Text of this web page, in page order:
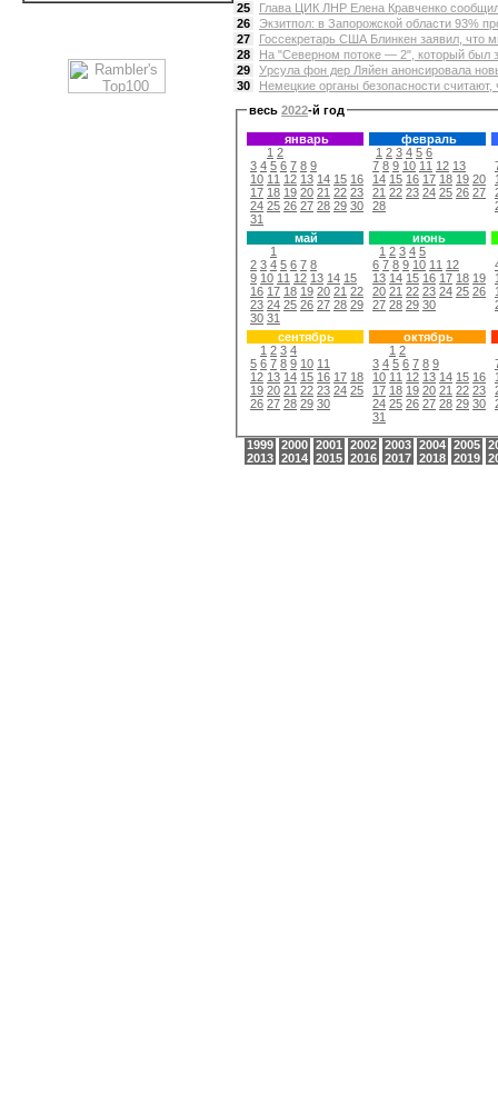
25
Глава ЦИК ЛНР Елена Кравченко
26
Экзитпол: в Запорожской области 93%
27
Госсекретарь США Блинкен заявил, что
28
На "Северном потоке — 2", который был
29
Урсула фон дер Ляйен анонсировала
30
Немецкие органы безопасности считают,
весь 2022-й год
январь
1 2
3 4 5 6 7 8 9
10 11 12 13 14 15 16
17 18 19 20 21 22 23
24 25 26 27 28 29 30
31
февраль
1 2 3 4 5 6
7 8 9 10 11 12 13
14 15 16 17 18 19 20
21 22 23 24 25 26 27
28
май
1
2 3 4 5 6 7 8
9 10 11 12 13 14 15
16 17 18 19 20 21 22
23 24 25 26 27 28 29
30 31
июнь
1 2 3 4 5
6 7 8 9 10 11 12
13 14 15 16 17 18 19
20 21 22 23 24 25 26
27 28 29 30
сентябрь
1 2 3 4
5 6 7 8 9 10 11
12 13 14 15 16 17 18
19 20 21 22 23 24 25
26 27 28 29 30
октябрь
1 2
3 4 5 6 7 8 9
10 11 12 13 14 15 16
17 18 19 20 21 22 23
24 25 26 27 28 29 30
31
1999 2000 2001 2002 2003 2004 2005
2013 2014 2015 2016 2017 2018 2019